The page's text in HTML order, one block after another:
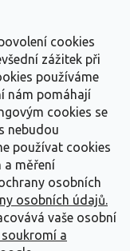
cookies
zážitek při
používáme
nám pomáhají
cookies se
nebudou
používat cookies
a měření
osobních
osobních údajů.
vaše osobní
a